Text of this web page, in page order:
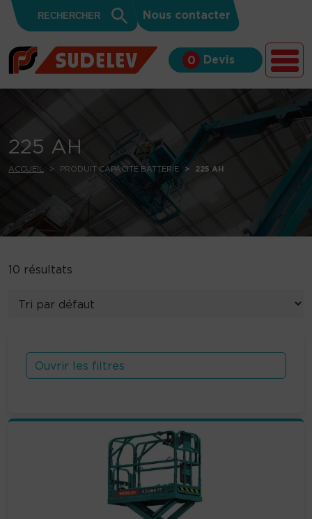
Skip to content
for:
Search
Button
Nous contacter
0 Devis
225 AH
ACCUEIL PRODUIT CAPACITÉ BATTERIE 225 AH
10 résultats
Ouvrir les filtres